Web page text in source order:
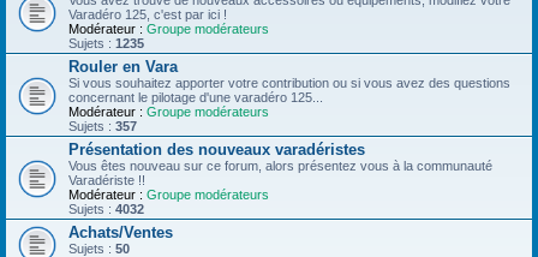
Varadéro 125, c'est par ici !
Modérateur : Groupe modérateurs
Sujets : 1235
Rouler en Vara
Si vous souhaitez apporter votre contribution ou si vous avez des questions
concernant le pilotage d'une varadéro 125...
Modérateur : Groupe modérateurs
Sujets : 357
Présentation des nouveaux varadéristes
Vous êtes nouveau sur ce forum, alors présentez vous à la communauté
Varadériste !!
Modérateur : Groupe modérateurs
Sujets : 4032
Achats/Ventes
Sujets : 50